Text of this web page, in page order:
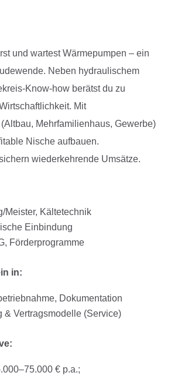
und wartest Wärmepumpen – ein
Neben hydraulischem
Know-how berätst du zu
Mit
Mehrfamilienhaus, Gewerbe)
Nische aufbauen.
wiederkehrende Umsätze.
Meister, Kältetechnik
Einbindung
Förderprogramme
in:
Dokumentation
& Vertragsmodelle (Service)
€ p.a.;